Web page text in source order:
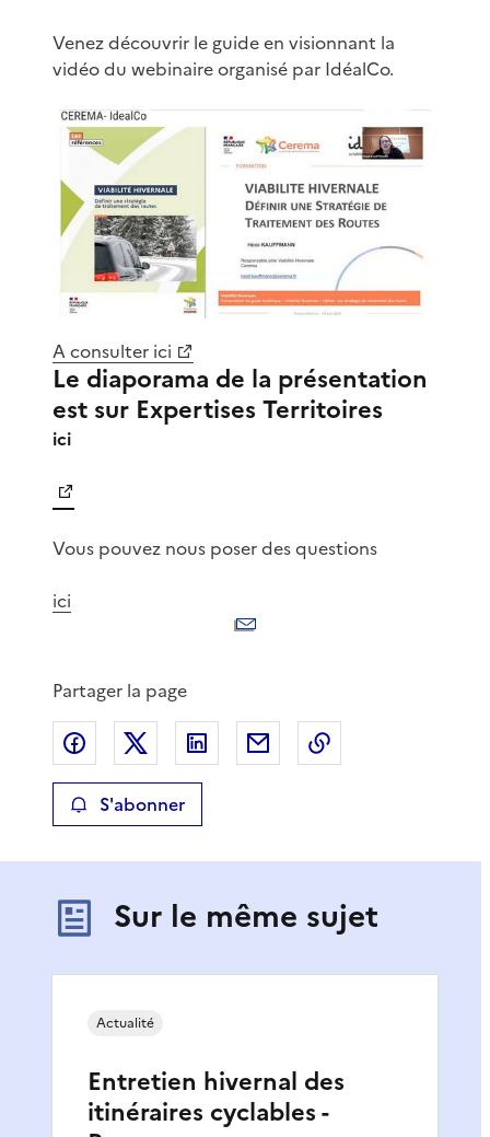
Venez découvrir le guide en visionnant la
vidéo du webinaire organisé par IdéalCo.
A consulter ici
Le diaporama de la présentation
est sur Expertises Territoires
ici
Vous pouvez nous poser des questions
ici
Partager la page
Partager sur Facebook
Partager sur XPartager sur LinkedIn
Partager par email
S'abonner
Sur le même sujet
Entretien hivernal des
itinéraires cyclables -
Actualité